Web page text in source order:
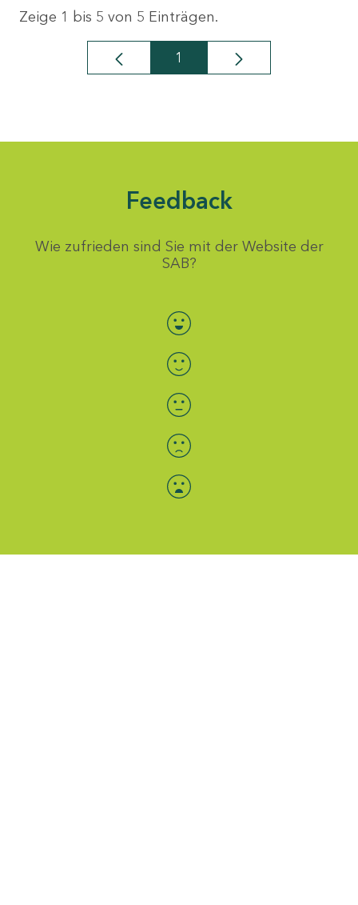
Zeige 1 bis 5 von 5 Einträgen.
Seite
1
Feedback
Wie zufrieden sind Sie mit der Website der
SAB?
Bewertung auswählen